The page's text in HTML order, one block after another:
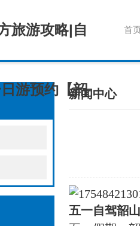
首
新闻中心
五一自驾韶